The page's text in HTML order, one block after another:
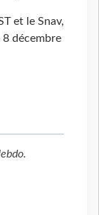
et le Snav,
8 décembre
.